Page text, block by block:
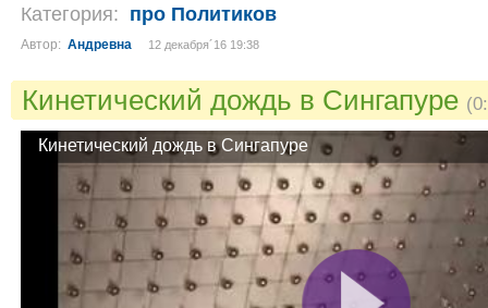
Категория: про Политиков
Автор: Андревна 12 декабря´16 19:38
Кинетический дождь в Сингапуре
Кинетический дождь в Сингапуре